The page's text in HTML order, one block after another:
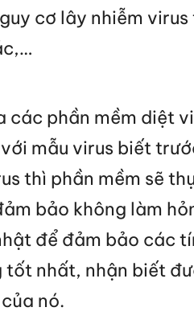
cơ lây nhiễm
các phần mềm diệt
mẫu virus biết
thì phần mềm sẽ
bảo không làm
để đảm bảo các
nhất, nhận biết
nó.